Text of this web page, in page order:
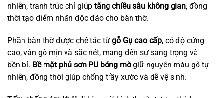
nhiên, tranh trúc chỉ giúp tăng chiều sâu không gian, đồng
thời tạo điểm nhấn độc đáo cho bàn thờ.
Phần bàn thờ được chế tác từ gỗ Gụ cao cấp, có độ cứng
cao, vân gỗ mịn và sắc nét, mang đến sự sang trọng và
bền bỉ. Bề mặt phủ sơn PU bóng mờgiữ nguyên màu gỗ tự
nhiên, đồng thời giúp chống trầy xước và dễ vệ sinh.